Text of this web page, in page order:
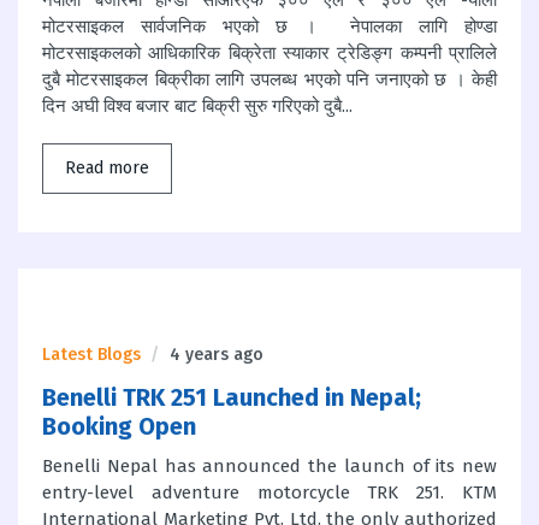
मोटरसाइकल सार्वजनिक भएको छ । नेपालका लागि होण्डा
मोटरसाइकलको आधिकारिक बिक्रेता स्याकार ट्रेडिङ्ग कम्पनी प्रालिले
दुबै मोटरसाइकल बिक्रीका लागि उपलब्ध भएको पनि जनाएको छ । केही
दिन अघी विश्व बजार बाट बिक्री सुरु गरिएको दुबै...
Read more
Latest Blogs 4 years ago
Benelli TRK 251 Launched in Nepal;
Booking Open
Benelli Nepal has announced the launch of its new
entry-level adventure motorcycle TRK 251. KTM
International Marketing Pvt. Ltd. the only authorized